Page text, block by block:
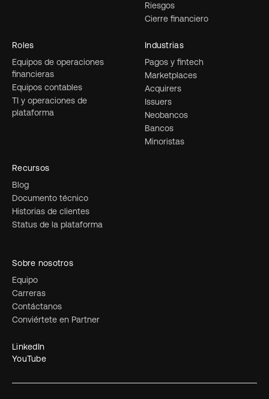
Riesgos
Cierre financiero
Industrias
Pagos y fintech
Marketplaces
Acquirers
Issuers
Neobancos
Bancos
Minoristas
Roles
Equipos de operaciones
financieras
Equipos contables
TI y operaciones de
plataforma
Recursos
Blog
Documento técnico
Historias de clientes
Status de la plataforma
Sobre nosotros
Equipo
Carreras
Contáctanos
Conviértete en Partner
LinkedIn
YouTube